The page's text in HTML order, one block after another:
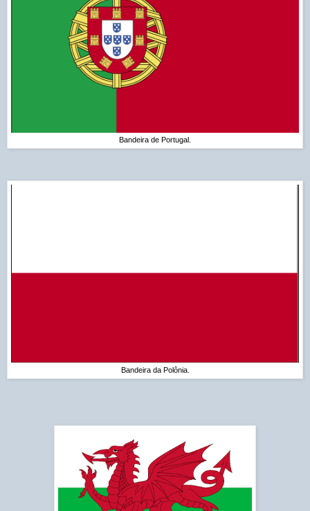
Bandeira de Portugal.
Bandeira da Polônia.